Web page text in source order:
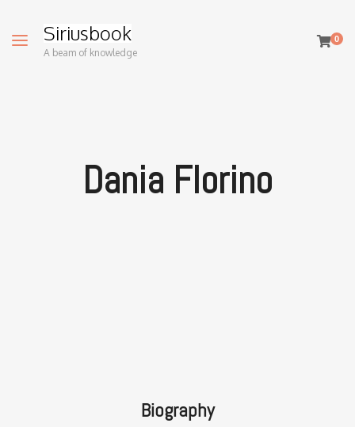
Siriusbook
A beam of knowledge
0
Dania Florino
Biography